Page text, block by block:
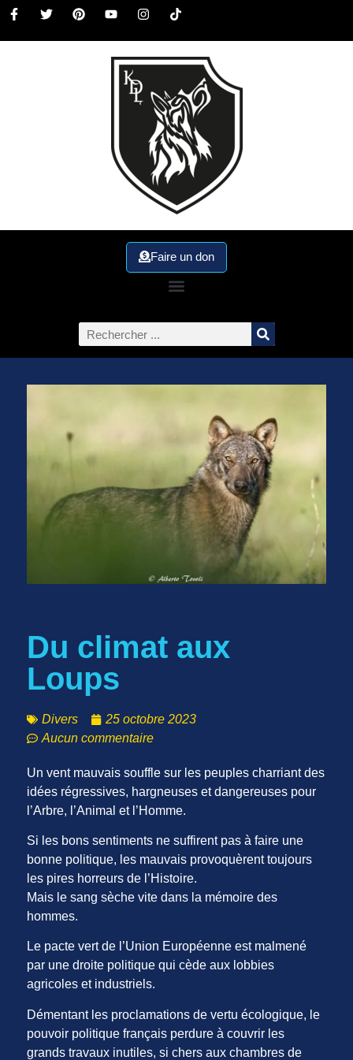
Faire un don
Du climat aux
Loups
Divers
25 octobre 2023
Aucun commentaire
Un vent mauvais souffle sur les peuples charriant des
idées régressives, hargneuses et dangereuses pour
l’Arbre, l’Animal et l’Homme.
Si les bons sentiments ne suffirent pas à faire une
bonne politique, les mauvais provoquèrent toujours
les pires horreurs de l’Histoire.
Mais le sang sèche vite dans la mémoire des
hommes.
Le pacte vert de l’Union Européenne est malmené
par une droite politique qui cède aux lobbies
agricoles et industriels.
Démentant les proclamations de vertu écologique, le
pouvoir politique français perdure à couvrir les
grands travaux inutiles, si chers aux chambres de